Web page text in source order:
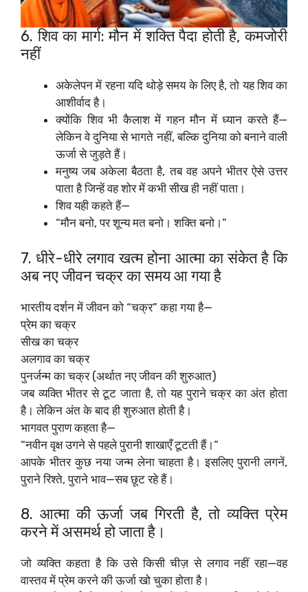
6. शिव का मार्ग: मौन में शक्ति पैदा होती है, कमजोरी
नहीं
अकेलेपन में रहना यदि थोड़े समय के लिए है, तो यह शिव का
आशीर्वाद है।
क्योंकि शिव भी कैलाश में गहन मौन में ध्यान करते हैं—
लेकिन वे दुनिया से भागते नहीं, बल्कि दुनिया को बनाने वाली
ऊर्जा से जुड़ते हैं।
मनुष्य जब अकेला बैठता है, तब वह अपने भीतर ऐसे उत्तर
पाता है जिन्हें वह शोर में कभी सीख ही नहीं पाता।
शिव यही कहते हैं—
“मौन बनो, पर शून्य मत बनो। शक्ति बनो।”
7. धीरे-धीरे लगाव खत्म होना आत्मा का संकेत है कि
अब नए जीवन चक्र का समय आ गया है
भारतीय दर्शन में जीवन को “चक्र” कहा गया है—
प्रेम का चक्र
सीख का चक्र
अलगाव का चक्र
पुनर्जन्म का चक्र (अर्थात नए जीवन की शुरुआत)
जब व्यक्ति भीतर से टूट जाता है, तो यह पुराने चक्र का अंत होता
है। लेकिन अंत के बाद ही शुरुआत होती है।
भागवत पुराण कहता है—
“नवीन वृक्ष उगने से पहले पुरानी शाखाएँ टूटती हैं।”
आपके भीतर कुछ नया जन्म लेना चाहता है। इसलिए पुरानी लगनें,
पुराने रिश्ते, पुराने भाव—सब छूट रहे हैं।
8. आत्मा की ऊर्जा जब गिरती है, तो व्यक्ति प्रेम
करने में असमर्थ हो जाता है।
जो व्यक्ति कहता है कि उसे किसी चीज़ से लगाव नहीं रहा—वह
वास्तव में प्रेम करने की ऊर्जा खो चुका होता है।